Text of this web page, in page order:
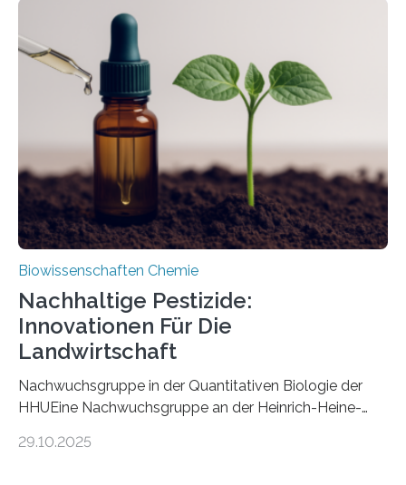
Region Kachin in Myanmar und hat sich in
ausgezeichnetem Zustand erhalten. Es konnte als neue
Art einer neuen Gattung beschrieben werden und trägt
nun den Namen Cretosabethes primaevus. Dieser erste
fossile Nachweis einer Stechmückenlarve in Bernstein
stellt gleichzeitig den ersten Fossilfund einer
Mückenlarve aus dem Mesozoikum dar, denn…
Biowissenschaften Chemie
Nachhaltige Pestizide:
Innovationen Für Die
Landwirtschaft
Nachwuchsgruppe in der Quantitativen Biologie der
HHUEine Nachwuchsgruppe an der Heinrich-Heine-
fünf Jahren erforschen, wie Bakterien auf
29.10.2025